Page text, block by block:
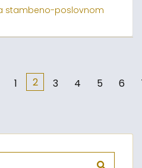
stambeno-poslovnom
1 2 3 4 5 6